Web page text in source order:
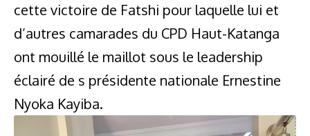
cette victoire de Fatshi pour laquelle lui et
d’autres camarades du CPD Haut-Katanga
ont mouillé le maillot sous le leadership
éclairé de s présidente nationale Ernestine
Nyoka Kayiba.